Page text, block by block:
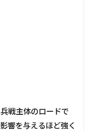
戦主体のロードで
響を与えるほど強く